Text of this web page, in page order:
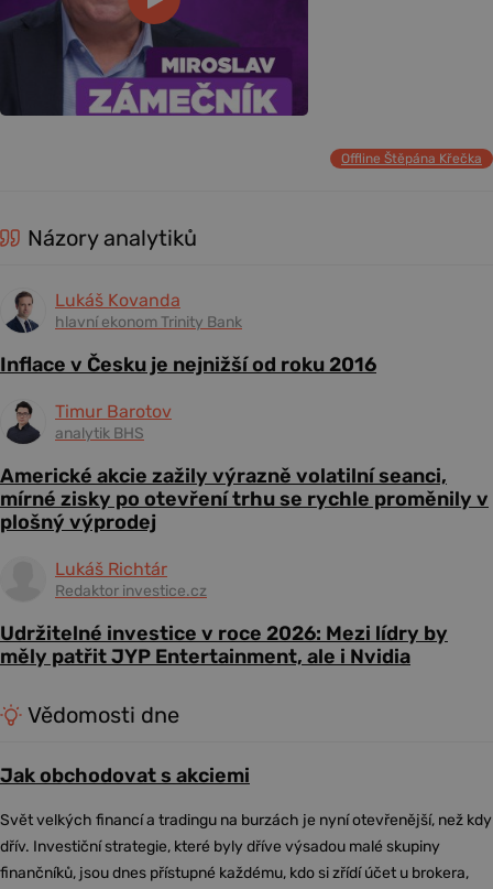
Offline Štěpána Křečka
Názory analytiků
Lukáš Kovanda
hlavní ekonom Trinity Bank
Inflace v Česku je nejnižší od roku 2016
Timur Barotov
analytik BHS
Americké akcie zažily výrazně volatilní seanci,
mírné zisky po otevření trhu se rychle proměnily v
plošný výprodej
Lukáš Richtár
Redaktor investice.cz
Udržitelné investice v roce 2026: Mezi lídry by
měly patřit JYP Entertainment, ale i Nvidia
Vědomosti dne
Jak obchodovat s akciemi
Svět velkých financí a tradingu na burzách je nyní otevřenější, než kdy
dřív. Investiční strategie, které byly dříve výsadou malé skupiny
finančníků, jsou dnes přístupné každému, kdo si zřídí účet u brokera,